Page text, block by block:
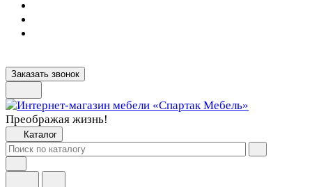
Заказать звонок
Преображая жизнь!
Каталог